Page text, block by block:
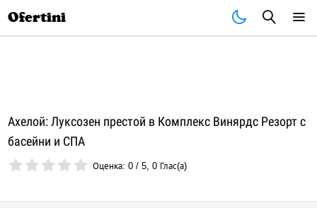
Ofertini
Ахелой: Луксозен престой в Комплекс Винярдс Резорт с
басейни и СПА
Оценка:0 /5,0 Глас(а)